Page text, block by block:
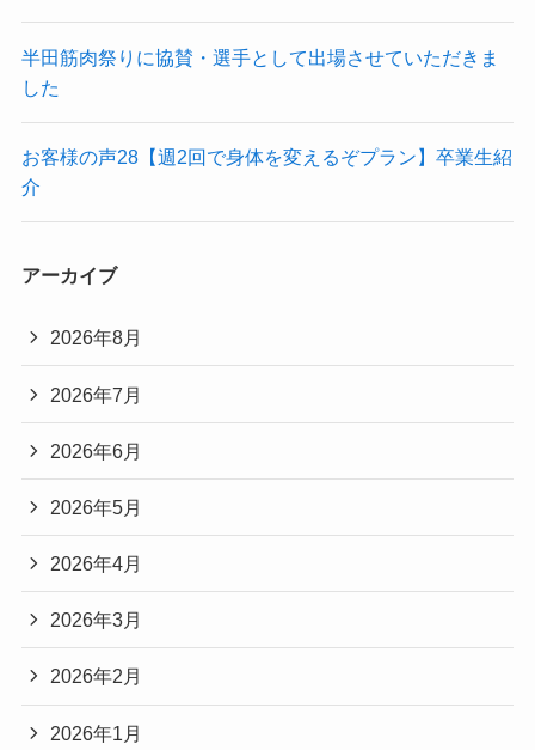
半田筋肉祭りに協賛・選手として出場させていただきま
した
お客様の声28【週2回で身体を変えるぞプラン】卒業生紹
介
アーカイブ
2026年8月
2026年7月
2026年6月
2026年5月
2026年4月
2026年3月
2026年2月
2026年1月